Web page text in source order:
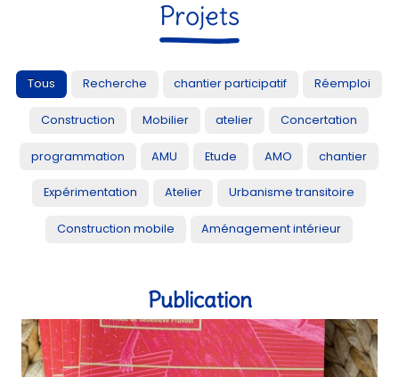
Abri cuisine